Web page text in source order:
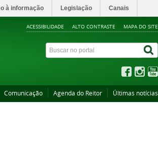
à informação Legislação Canais
ACESSIBILIDADE ALTO CONTRASTE MAPA DO SITE
Comunicação Agenda do Reitor Últimas notícias